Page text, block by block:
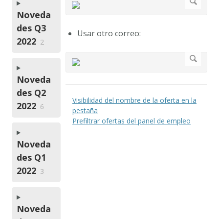
Usar otro correo:
Visibilidad del nombre de la oferta en la
pestaña
Prefiltrar ofertas del panel de empleo
Noveda
des Q3
2022 2
Noveda
des Q2
2022 6
Noveda
des Q1
2022 3
Noveda